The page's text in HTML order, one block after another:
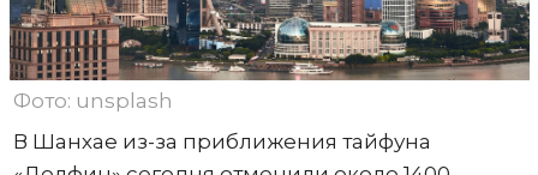
Фото: unsplash
В Шанхае из-за приближения тайфуна